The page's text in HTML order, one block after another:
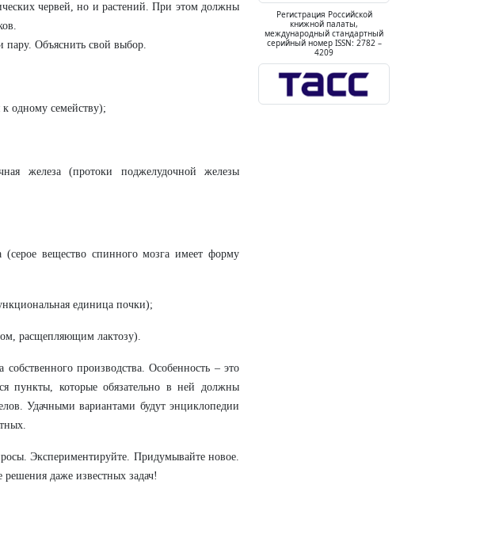
червей, но и растений. При этом должны
пару. Объяснить свой выбор.
к одному семейству);
железа (протоки поджелудочной железы
(серое вещество спинного мозга имеет форму
единица почки);
расщепляющим лактозу).
производства. Особенность – это
пункты, которые обязательно в ней должны
Удачными вариантами будут энциклопедии
Экспериментируйте. Придумывайте новое.
даже известных задач!
Регистрация Российской
книжной палаты,
международный стандартный
серийный номер ISSN: 2782 –
4209